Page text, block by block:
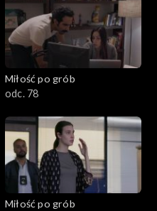
Miłość po grób
odc. 78
Miłość po grób